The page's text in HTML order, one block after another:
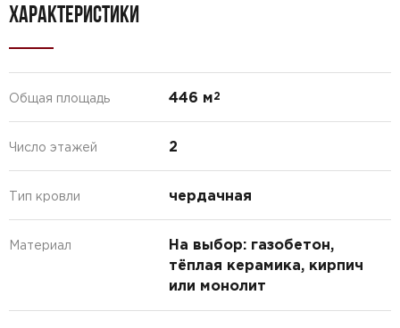
ХАРАКТЕРИСТИКИ
Общая площадь 446 м2
Число этажей 2
Тип кровли чердачная
Материал
На выбор: газобетон,
тёплая керамика, кирпич
или монолит